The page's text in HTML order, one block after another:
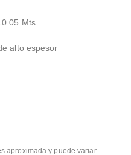
Mts
alto espesor
aproximada y puede variar